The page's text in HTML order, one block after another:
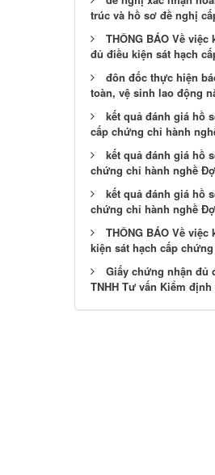
trúc và hồ sơ đề nghị
THÔNG BÁO Về
đủ điều kiện sát hạch
đôn đốc thực hiện
toàn, vệ sinh lao động
kết quả đánh giá hồ
cấp chứng chỉ hành
kết quả đánh giá hồ
chứng chỉ hành nghề
kết quả đánh giá hồ
chứng chỉ hành nghề
THÔNG BÁO Về
kiện sát hạch cấp
Giấy chứng nhận đủ
TNHH Tư vấn Kiểm